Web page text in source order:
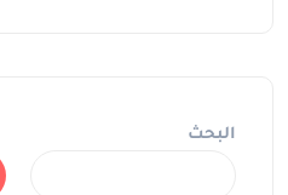
البحث